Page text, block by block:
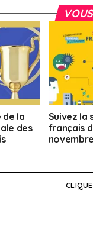
de la
des
Suivez la
français